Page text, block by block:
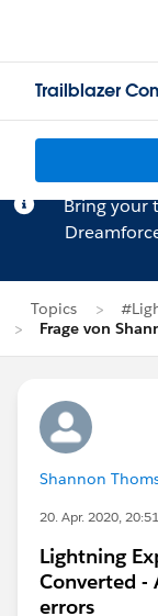
Trailblazer
Bring your
Topics
Frage von
Shannon
20. Apr. 2020, 20:51
Lightning
Converted -
errors